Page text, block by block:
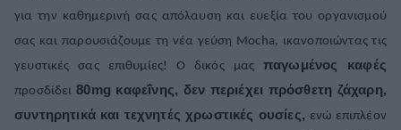
Χωρίς Ταμπέλες
Women's Forum
για την καθημερινή σας απόλαυση και ευεξία του οργανισμού
σας και παρουσιάζουμε τη νέα γεύση Mocha, ικανοποιώντας τις
γευστικές σας επιθυμίες! Ο δικός μας παγωμένος καφές
προσδίδει80mg καφεΐνης, δεν περιέχει πρόσθετη ζάχαρη,
συντηρητικά και τεχνητές χρωστικές ουσίες, ενώ επιπλέον